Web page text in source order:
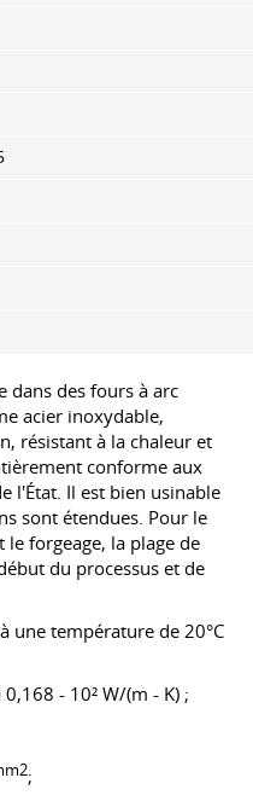
dans des fours à arc
acier inoxydable,
résistant à la chaleur et
conforme aux
l'État. Il est bien usinable
sont étendues. Pour le
le forgeage, la plage de
du processus et de
une température de 20°C
- 10² W/(m - K) ;
;